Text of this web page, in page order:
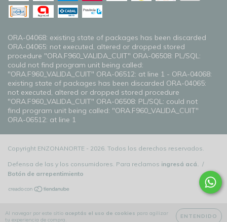
Al navegar por este sitio aceptás el uso de cookies para agilizar
tu experiencia de compra.
ENTENDIDO
ORA-04068: existing state of packages has been discarded
ORA-04065: not executed, altered or dropped stored
procedure "ORA.F960_VALIDA_CUIT" ORA-06508: PL/SQL:
could not find program unit being called:
"ORA.F960_VALIDA_CUIT" ORA-06512: at line 1 - ORA-04068:
existing state of packages has been discarded ORA-04065:
not executed, altered or dropped stored procedure
"ORA.F960_VALIDA_CUIT" ORA-06508: PL/SQL: could not
find program unit being called: "ORA.F960_VALIDA_CUIT"
ORA-06512: at line 1
Copyright ENZONANORTE - 2026. Todos los derechos reservados.
Defensa de las y los consumidores. Para reclamos ingresá acá. /
Botón de arrepentimiento